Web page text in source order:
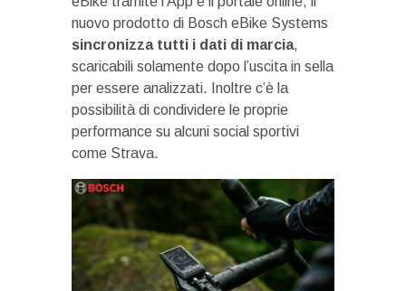
nuovo prodotto di Bosch eBike Systems
sincronizza tutti i dati di marcia,
scaricabili solamente dopo l’uscita in sella
per essere analizzati. Inoltre c’è la
possibilità di condividere le proprie
performance su alcuni social sportivi
come Strava.